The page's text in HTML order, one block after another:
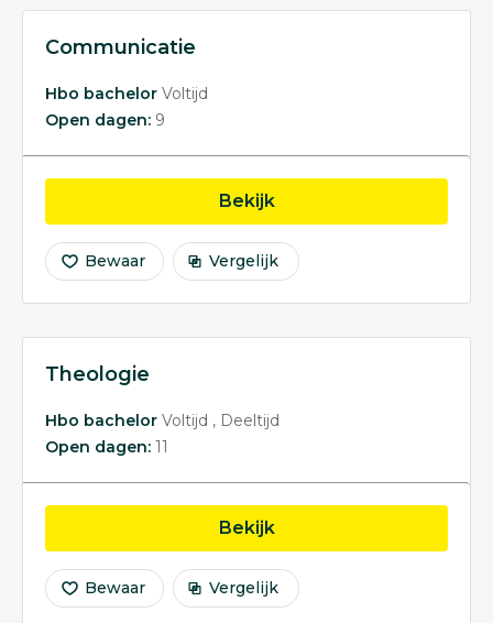
Communicatie
Hbo bachelor Voltijd
Open dagen: 9
Bekijkopleiding
Bewaar Vergelijk
Theologie
Hbo bachelor Voltijd
Deeltijd
Open dagen: 11
Bekijkopleiding Theologie
Bewaar Vergelijk